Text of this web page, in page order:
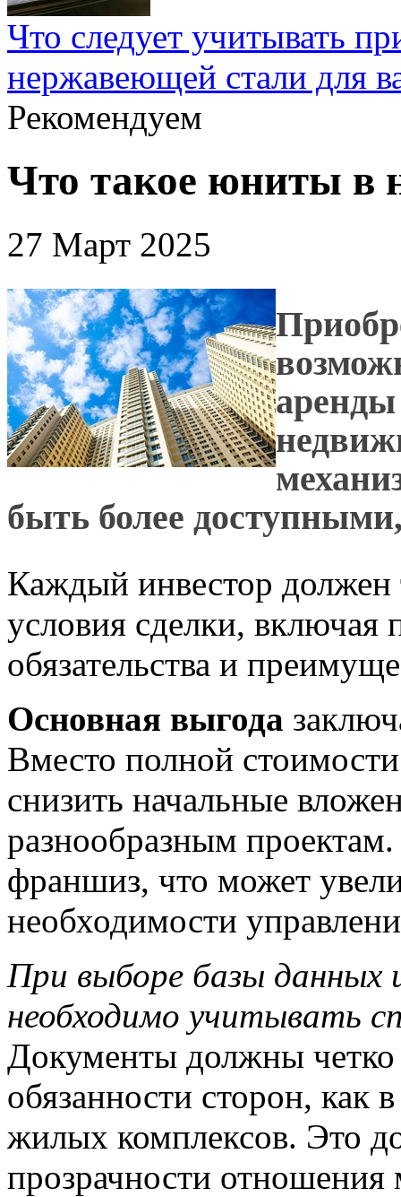
Что следует учитывать
нержавеющей стали для
Рекомендуем
Что такое юниты в
27 Март 2025
аренды
быть более
Каждый инвестор должен
условия сделки,
обязательства и
Основная выгода
Вместо полной
снизить начальные
разнообразным
франшиз, что может
необходимости
При выборе базы данных
необходимо учитывать
Документы должны четко
обязанности сторон, как
жилых комплексов. Это
прозрачности